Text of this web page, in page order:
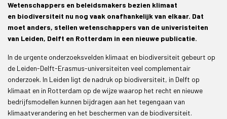
Wetenschappers en beleidsmakers bezien klimaat
en biodiversiteit nu nog vaak onafhankelijk van elkaar. Dat
moet anders, stellen wetenschappers van de univeristeiten
van Leiden, Delft en Rotterdam in een nieuwe publicatie.
In de urgente onderzoeksvelden klimaat en biodiversiteit gebeurt op
de Leiden-Delft-Erasmus-universiteiten veel complementair
onderzoek. In Leiden ligt de nadruk op biodiversiteit, in Delft op
klimaat en in Rotterdam op de wijze waarop het recht en nieuwe
bedrijfsmodellen kunnen bijdragen aan het tegengaan van
klimaatverandering en het beschermen van de biodiversiteit.